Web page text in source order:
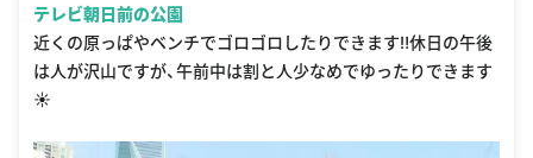
テレビ朝日前の公園
近くの原っぱやベンチでゴロゴロしたりできます‼休日の午後
は人が沢山ですが、午前中は割と人少なめでゆったりできます
☀